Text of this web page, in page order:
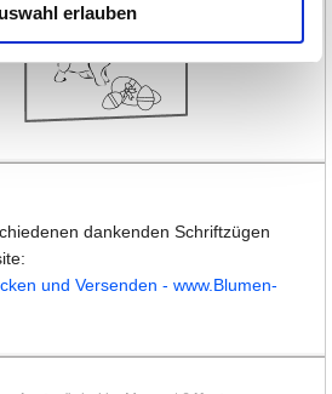
erlauben
dankenden Schriftzügen
und Versenden - www.Blumen-